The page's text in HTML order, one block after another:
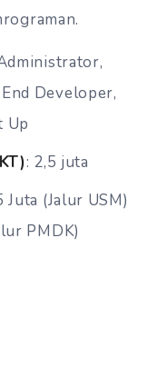
Developer,
Up
: 2,5 juta
Juta (Jalur USM)
PMDK)